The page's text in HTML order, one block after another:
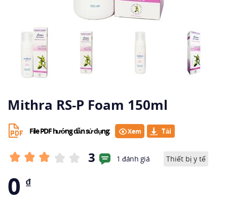
Mithra RS-P Foam 150ml
File PDF hướng dẫn sử dụng: Xem
3 1 đánh giá Thiết bị y tế
0 ₫